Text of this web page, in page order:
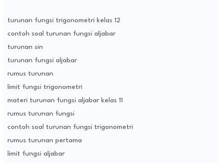
turunan fungsi trigonometri kelas 12
contoh soal turunan fungsi aljabar
turunan sin
turunan fungsi aljabar
rumus turunan
limit fungsi trigonometri
materi turunan fungsi aljabar kelas 11
rumus turunan fungsi
contoh soal turunan fungsi trigonometri
rumus turunan pertama
limit fungsi aljabar